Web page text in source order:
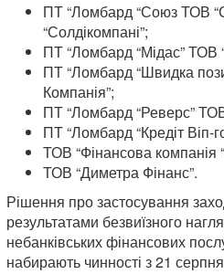
ПТ “Ломбард “Союз ТОВ
“Солдікомпані”;
ПТ “Ломбард “Мідас” ТОВ
ПТ “Ломбард “Швидка
Компанія”;
ПТ “Ломбард “Реверс” ТОВ
ПТ “Ломбард “Кредіт Віп-
ТОВ “Фінансова компанія
ТОВ “Диметра Фінанс”.
Рішення про застосування
результатами безвиїзного
небанківських фінансових
набирають чинності з 21